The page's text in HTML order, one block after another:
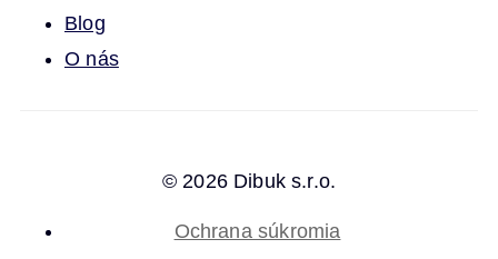
Blog
O nás
© 2026 Dibuk s.r.o.
Ochrana súkromia